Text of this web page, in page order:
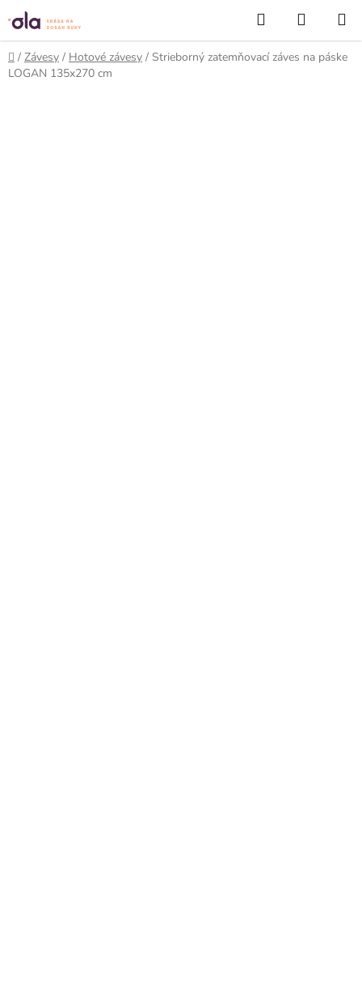
Prejsť
na
obsah
Hľadať
KOŠÍK
Domov
/ Závesy / Hotové závesy / Strieborný zatemňovací záves na páske
LOGAN 135x270 cm